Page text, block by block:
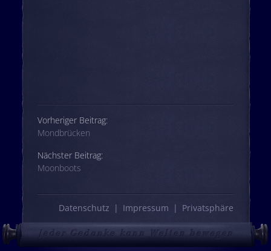
Beitrags-Navigation
Vorheriger Beitrag:
Mondbrücken
Nächster Beitrag:
Moonboots
Datenschutz Impressum Privatsphäre